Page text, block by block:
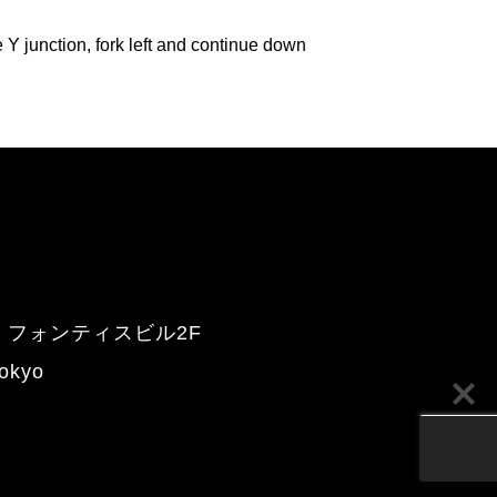
junction, fork left and continue down
ォンティスビル2F